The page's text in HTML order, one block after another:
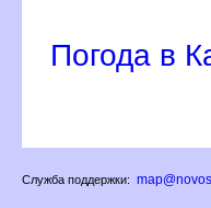
Погода в
Служба поддержки: